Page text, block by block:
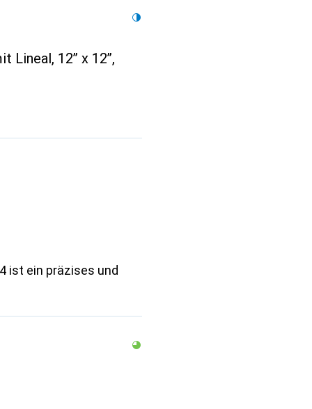
Lineal, 12” x 12”,
ist ein präzises und